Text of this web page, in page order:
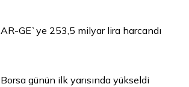
AR-GE`ye 253,5 milyar lira harcandı
Borsa günün ilk yarısında yükseldi